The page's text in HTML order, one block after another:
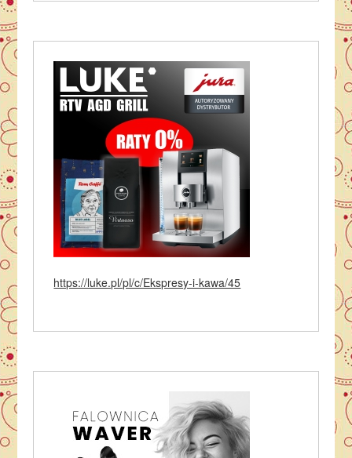
https://luke.pl/pl/c/Ekspresy-i-kawa/45